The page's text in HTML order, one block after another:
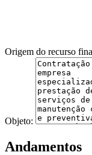
Origem do recurso
Objeto:
Andamentos